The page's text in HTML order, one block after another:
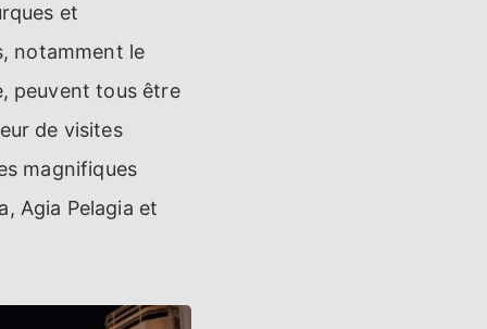
et
notamment le
peuvent tous être
de visites
magnifiques
Agia Pelagia et